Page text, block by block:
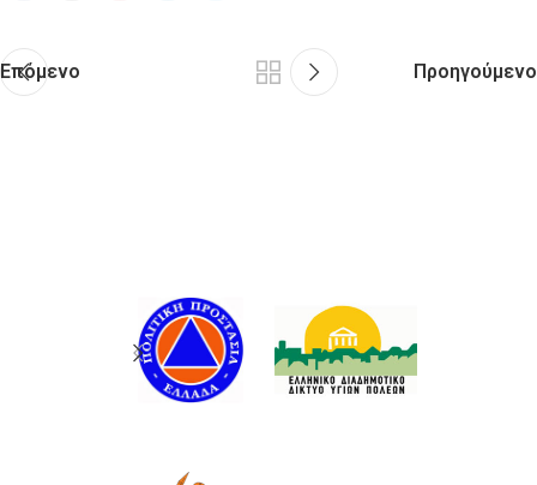
Επόμενο Προηγούμενο